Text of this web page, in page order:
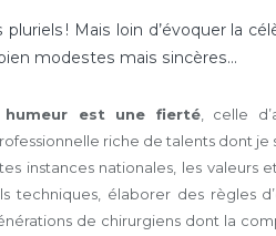
pluriels ! Mais loin d’évoquer la
modestes mais sincères…
humeur est une fierté, celle
riche de talents dont je
instances nationales, les valeurs
techniques, élaborer des règles
de chirurgiens dont la